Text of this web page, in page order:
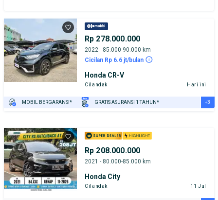
Rp 278.000.000
2022 - 85.000-90.000 km
Cicilan Rp 6.6 jt/bulan
Honda CR-V
Cilandak Hari ini
MOBIL BERGARANSI* GRATIS ASURANSI 1 TAHUN* +3
Rp 208.000.000
2021 - 80.000-85.000 km
Honda City
Cilandak 11 Jul